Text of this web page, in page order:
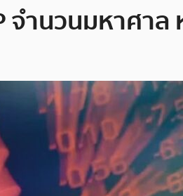
จำนวนมหาศา